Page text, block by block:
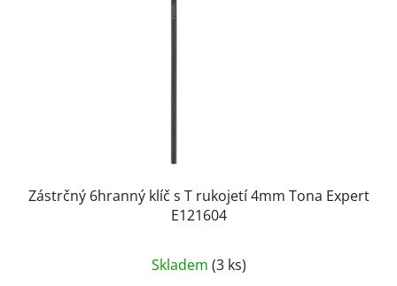
Zástrčný 6hranný klíč s T rukojetí 4mm Tona Expert
E121604
Skladem (3 ks)